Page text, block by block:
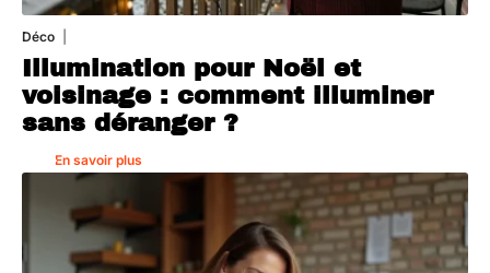
Déco
Illumination pour Noël et
voisinage : comment illuminer
sans déranger ?
En savoir plus